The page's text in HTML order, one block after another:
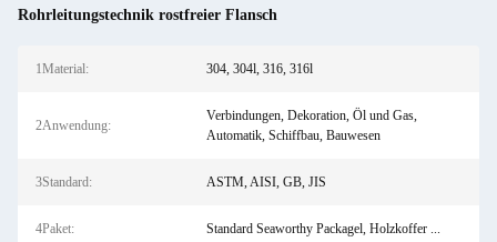
Rohrleitungstechnik rostfreier Flansch
1Material: 304, 304l, 316, 316l
2Anwendung:
Verbindungen, Dekoration, Öl und Gas,
Automatik, Schiffbau, Bauwesen
3Standard: ASTM, AISI, GB, JIS
4Paket: Standard Seaworthy Packagel, Holzkoffer ...